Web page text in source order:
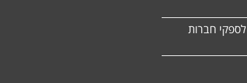
תקן NIST SP 800-171 לספקי חברות